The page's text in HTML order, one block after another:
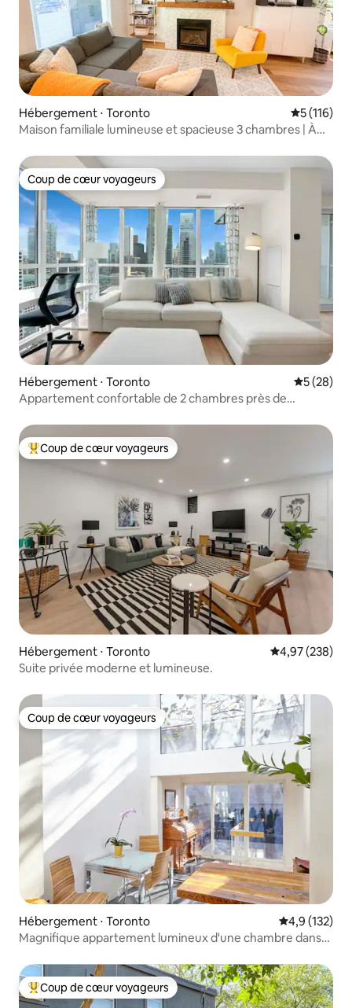
Hébergement ⋅ Toronto Évaluation
5 (116)
Maison familiale lumineuse et spacieuse 3 chambres | À
Coup de cœur voyageurs
Coup de cœur voyageurs
Hébergement ⋅ Toronto
5 (28)
Appartement confortable de 2 chambres près de
Coups de cœur voyageurs les plus appréciés
Coup de cœur voyageurs
Hébergement ⋅ Toronto Évaluation
4,97 (238)
Suite privée moderne et lumineuse.
Coup de cœur voyageurs
Coup de cœur voyageurs
Hébergement ⋅ Toronto Évaluation
4,9 (132)
Magnifique appartement lumineux d'une chambre dans
Coups de cœur voyageurs les plus appréciés
Coup de cœur voyageurs